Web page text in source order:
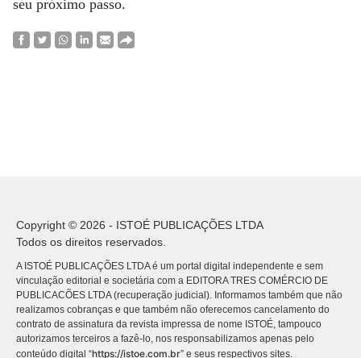
seu próximo passo.
Copyright © 2026 - ISTOÉ PUBLICAÇÕES LTDA
Todos os direitos reservados.
A ISTOÉ PUBLICAÇÕES LTDA é um portal digital independente e sem
vinculação editorial e societária com a EDITORA TRES COMÉRCIO DE
PUBLICACÕES LTDA (recuperação judicial). Informamos também que não
realizamos cobranças e que também não oferecemos cancelamento do
contrato de assinatura da revista impressa de nome ISTOÉ, tampouco
autorizamos terceiros a fazê-lo, nos responsabilizamos apenas pelo
conteúdo digital “https://istoe.com.br” e seus respectivos sites.